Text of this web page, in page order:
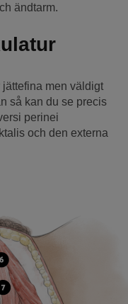
ändtarm.
men väldigt
så kan du se precis
perinei
och den externa